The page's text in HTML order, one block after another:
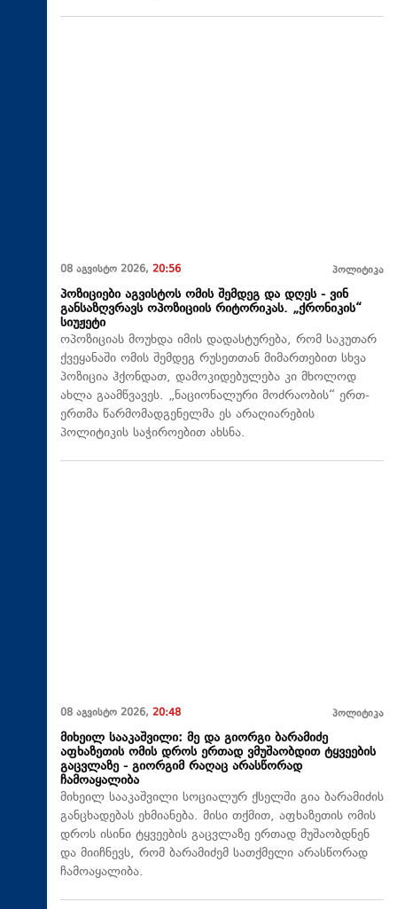
08 აგვისტო 2026, 20:56 პოლიტიკა
პოზიციები აგვისტოს ომის შემდეგ და დღეს - ვინ
განსაზღვრავს ოპოზიციის რიტორიკას. „ქრონიკის“
სიუჟეტი
ოპოზიციას მოუხდა იმის დადასტურება, რომ საკუთარ
ქვეყანაში ომის შემდეგ რუსეთთან მიმართებით სხვა
პოზიცია ჰქონდათ, დამოკიდებულება კი მხოლოდ
ახლა გაამწვავეს. „ნაციონალური მოძრაობის“ ერთ-
ერთმა წარმომადგენელმა ეს არაღიარების
პოლიტიკის საჭიროებით ახსნა.
08 აგვისტო 2026, 20:48 პოლიტიკა
მიხეილ სააკაშვილი: მე და გიორგი ბარამიძე
აფხაზეთის ომის დროს ერთად ვმუშაობდით ტყვეების
გაცვლაზე - გიორგიმ რაღაც არასწორად
ჩამოაყალიბა
მიხეილ სააკაშვილი სოციალურ ქსელში გია ბარამიძის
განცხადებას ეხმიანება. მისი თქმით, აფხაზეთის ომის
დროს ისინი ტყვეების გაცვლაზე ერთად მუშაობდნენ
და მიიჩნევს, რომ ბარამიძემ სათქმელი არასწორად
ჩამოაყალიბა.